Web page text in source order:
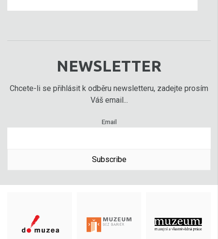
NEWSLETTER
Chcete-li se přihlásit k odběru newsletteru, zadejte prosím
Váš email...
Email
Subscribe